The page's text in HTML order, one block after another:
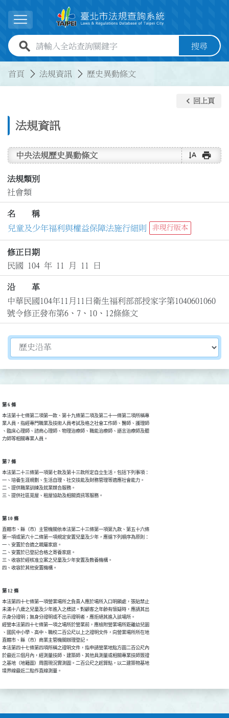
展開選單
全站查詢關鍵字欄位 搜尋
首頁 法規資訊 歷史異動條文
法規資訊
keyboard_arrow_left 回上頁
中央法規歷史異動條文 text_rotate_vertical print
法規類別
社會類
名 稱
兒童及少年福利與權益保障法施行細則
非現行版本
修正日期
民國 104 年 11 月 11 日
沿 革
中華民國104年11月11日衛生福利部部授家字第1040601060
號令修正發布第6、7、10、12條條文
切換選擇法規資訊內容
第 6 條
本法第十七條第二項第一款、第十九條第二項及第二十一條第二項所稱專
業人員，指經專門職業及技術人員考試及格之社會工作師、醫師、護理師
、臨床心理師、諮商心理師、物理治療師、職能治療師、語言治療師及聽
力師等相關專業人員。
第 7 條
本法第二十三條第一項第七款及第十三款所定自立生活，包括下列事項：
一、培養生涯規劃、生活自理、社交技能及財務管理等適應社會能力。
二、提供職業訓練及就業媒合服務。
三、提供社區覓屋、租屋協助及相關資訊等服務。
第 10 條
直轄市、縣（市）主管機關依本法第二十三條第一項第九款、第五十六條
第一項或第六十二條第一項規定安置兒童及少年，應循下列順序為原則：
一、安置於合適之親屬家庭。
二、安置於已登記合格之寄養家庭。
三、收容於經核准立案之兒童及少年安置及教養機構。
四、收容於其他安置機構。
第 12 條
本法第四十七條第一項營業場所之負責人應於場所入口明顯處，張貼禁止
未滿十八歲之兒童及少年進入之標誌。對顧客之年齡有懷疑時，應請其出
示身分證明；無身分證明或不出示證明者，應拒絕其進入該場所。
經營本法第四十七條第一項之場所於營業前，應檢附營業場所距離幼兒園
、國民中小學、高中、職校二百公尺以上之證明文件，向營業場所所在地
直轄市、縣（市）商業主管機關辦理登記。
本法第四十七條第四項所稱之證明文件，指申請營業地點方圓二百公尺內
於最近三個月內，經測量技師、建築師、其他具測量或相關專業技師簽證
之基地（地籍圖）周圍現況實測圖。二百公尺之起算點，以二建築物基地
境界線最近二點作直線測量。